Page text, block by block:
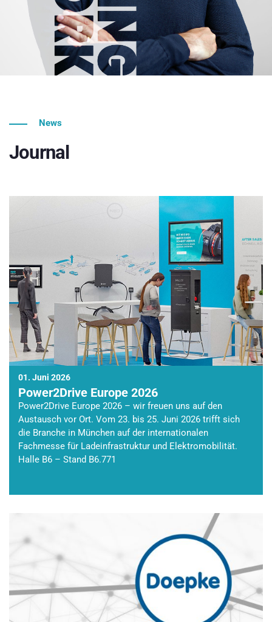
News
Journal
01. Juni 2026
Power2Drive Europe 2026
Power2Drive Europe 2026 – wir freuen uns auf den
Austausch vor Ort. Vom 23. bis 25. Juni 2026 trifft sich
die Branche in München auf der internationalen
Fachmesse für Ladeinfrastruktur und Elektromobilität.
Halle B6 – Stand B6.771